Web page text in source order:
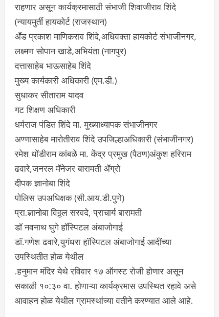
राहणार असून कार्यक्रमासाठी संभाजी शिवाजीराव शिंदे
(न्यायमुर्ती हायकोर्ट (राजस्थान)
अँड प्रकाश माणिकराव शिंदे,अधिवक्ता हायकोर्ट संभाजीनगर,
लक्ष्मण सोपान खाडे,अभियंता (नागपुर)
दत्तासाहेब भाऊसाहेब शिंदे
मुख्य कार्यकारी अधिकारी (एम.डी.)
सुधाकर सीताराम यादव
गट शिक्षण अधिकारी
धर्मराज पंडित शिंदे मा. मुख्याध्यापक संभाजीनगर
अण्णासाहेब मारोतीराव शिंदे उपजिल्हाअधिकारी (संभाजीनगर)
रमेश धोंडीराम कांबळे मा. केंद्र प्रमुख (पैठण)अंकुश हरिराम
ढवारे,जनरल मॅनेजर बारामती ॲग्रो
दीपक ज्ञानोबा शिंदे
पोलिस उपअधिक्षक (सी.आय.डी.पुणे)
प्रा.ज्ञानोबा विठ्ठल सरवदे, प्राचार्य बारामती
डॉ नवनाथ घुगे हॉस्पिटल अंबाजोगाई
डॉ.गणेश ढवारे,युगंधरा हॉस्पिटल अंबाजोगाई आदींच्या
उपस्थितीत होळ येथील
.हनुमान मंदिर येथे रविवार १७ ऑगस्ट रोजी होणार असून
सकाळी १०:३० वा. होणाऱ्या कार्यक्रमास उपस्थित रहावे असे
आवाहन होळ येथील ग्रामस्थांच्या वतीने करण्यात आले आहे.